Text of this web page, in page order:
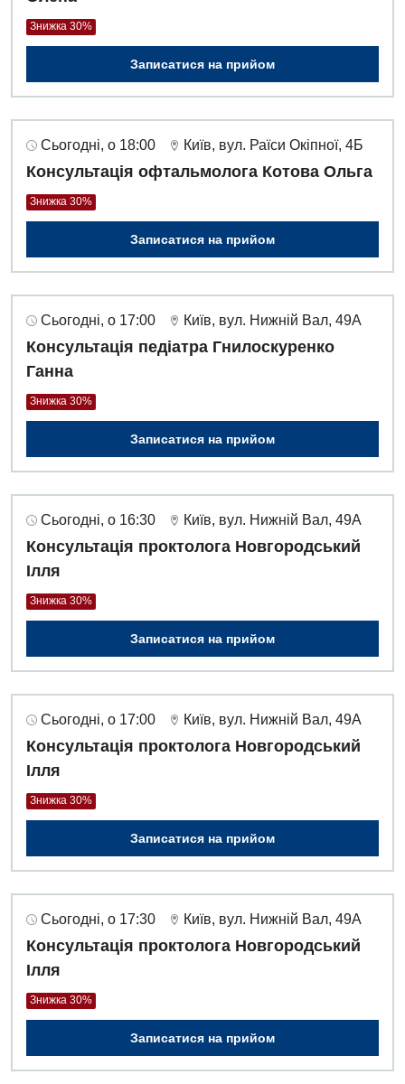
Вакансії
Енциклопедія
Програма лояльності
Відгуки
Діагностика
Ендоскопічне відділення
Інструментальна діагностика
Рентгенографія
Акушерство і гінекологія
Алергологія, імунологія
Андрологія
Російська
Знижка 30%
Записатися на прийом
Сьогодні, о 18:00 Київ, вул. Раїси Окіпної, 4Б
Консультація офтальмолога Котова Ольга
Знижка 30%
Записатися на прийом
Сьогодні, о 17:00 Київ, вул. Нижній Вал, 49А
Консультація педіатра Гнилоскуренко
Ганна
Знижка 30%
Записатися на прийом
Сьогодні, о 16:30 Київ, вул. Нижній Вал, 49А
Консультація проктолога Новгородський
Ілля
Знижка 30%
Записатися на прийом
Сьогодні, о 17:00 Київ, вул. Нижній Вал, 49А
Консультація проктолога Новгородський
Ілля
Знижка 30%
Записатися на прийом
Сьогодні, о 17:30 Київ, вул. Нижній Вал, 49А
Консультація проктолога Новгородський
Ілля
Знижка 30%
Записатися на прийом